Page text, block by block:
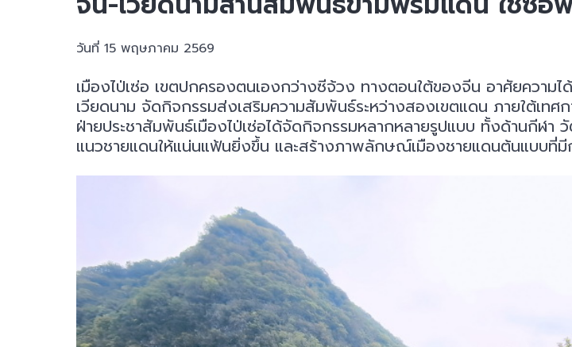
วันที่ 15 พฤษภาคม 2569
เมืองไป่เซ่อ เขตปกครองตนเองกว่างซีจ้วง ทางตอนใต้ของจีน อาศัยความ
เวียดนาม จัดกิจกรรมส่งเสริมความสัมพันธ์ระหว่างสองเขตแดน ภายใต้เท
ฝ่ายประชาสัมพันธ์เมืองไป่เซ่อได้จัดกิจกรรมหลากหลายรูปแบบ ทั้งด้านกีฬา
แนวชายแดนให้แน่นแฟ้นยิ่งขึ้น และสร้างภาพลักษณ์เมืองชายแดนต้นแบบที่มี